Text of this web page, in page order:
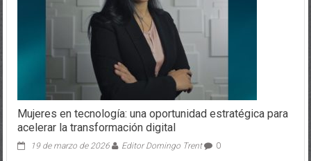
Mujeres en tecnología: una oportunidad estratégica para
acelerar la transformación digital
19 de marzo de 2026 Editor Domingo Trent 0